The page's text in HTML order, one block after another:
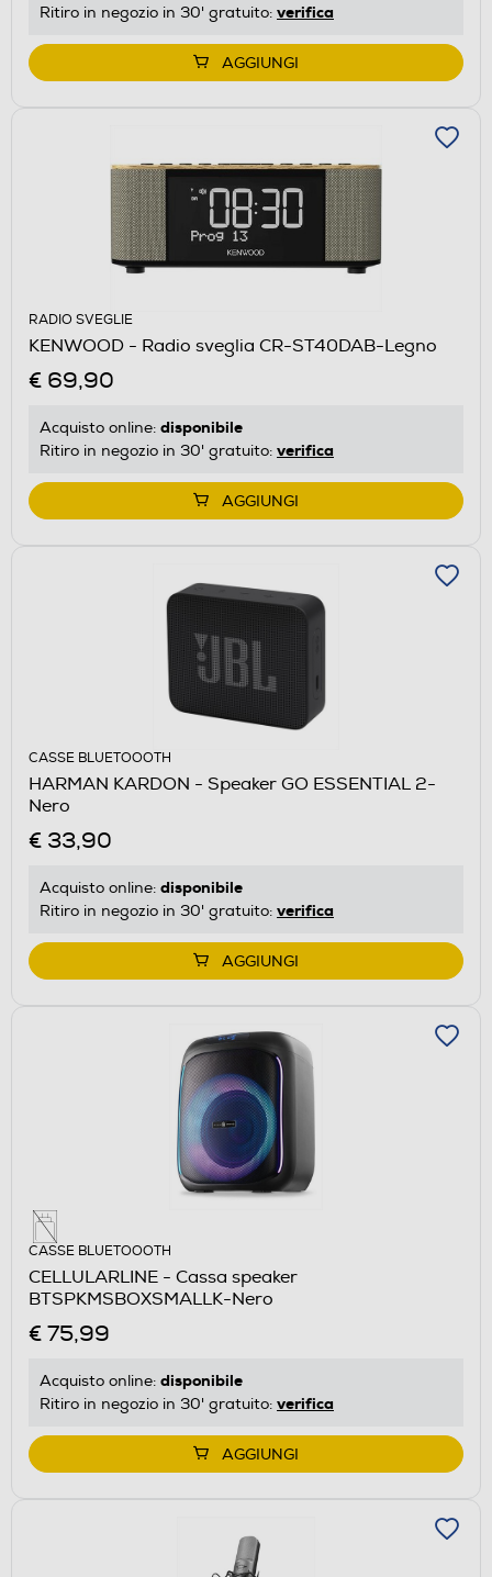
Ritiro in negozio in 30' gratuito: verifica
AGGIUNGI
RADIO SVEGLIE
KENWOOD - Radio sveglia CR-ST40DAB-Legno
€ 69,90
Acquisto online: disponibile
Ritiro in negozio in 30' gratuito: verifica
AGGIUNGI
CASSE BLUETOOOTH
HARMAN KARDON - Speaker GO ESSENTIAL 2-
Nero
€ 33,90
Acquisto online: disponibile
Ritiro in negozio in 30' gratuito: verifica
AGGIUNGI
CASSE BLUETOOOTH
CELLULARLINE - Cassa speaker
BTSPKMSBOXSMALLK-Nero
€ 75,99
Acquisto online: disponibile
Ritiro in negozio in 30' gratuito: verifica
AGGIUNGI